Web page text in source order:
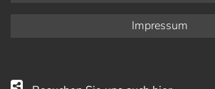
Impressum